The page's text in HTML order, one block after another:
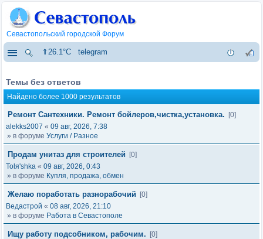
Севастопольский городской Форум
⇑26.1°C telegram
Темы без ответов
Найдено более 1000 результатов
Ремонт Сантехники. Ремонт бойлеров,чистка,установка.
[0]
alekks2007 « 09 авг, 2026, 7:38
» в форуме Услуги / Разное
Продам унитаз для строителей
[0]
Tolя'shka « 09 авг, 2026, 0:43
» в форуме Купля, продажа, обмен
Желаю поработать разнорабочий
[0]
Ведастрой « 08 авг, 2026, 21:10
» в форуме Работа в Севастополе
Ищу работу подсобником, рабочим.
[0]